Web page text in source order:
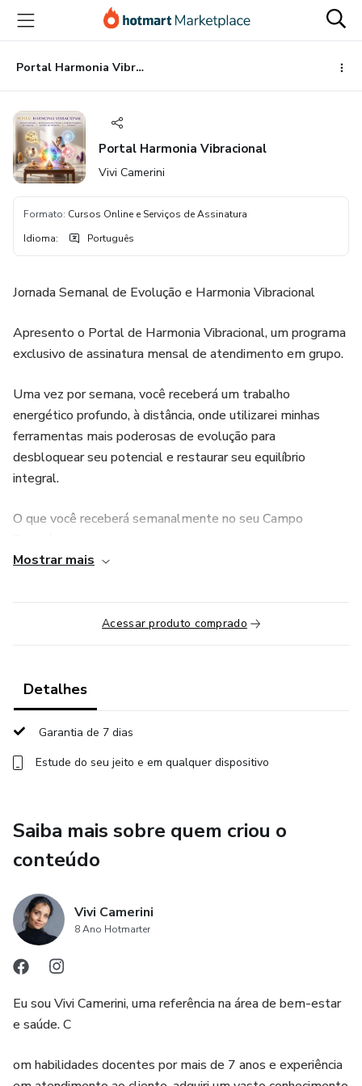
para
conteúdo
principal
para
pagamento
para
rodapé
Portal Harmonia Vibracional
Portal Harmonia Vibracional
Vivi Camerini
Formato: Cursos Online e Serviços de Assinatura
Idioma: Português
Jornada Semanal de Evolução e Harmonia Vibracional
​​Apresento o Portal de Harmonia Vibracional, um programa
exclusivo de assinatura mensal de atendimento em grupo.
Uma vez por semana, você receberá um trabalho
energético profundo, à distância, onde utilizarei minhas
ferramentas mais poderosas de evolução para
desbloquear seu potencial e restaurar seu equilíbrio
integral.
​O que você receberá semanalmente no seu Campo
fluxo de cura e transformação que aborda os pilares
fundamentais da experiência humana:
alta potência através do Método Pura Luz para limpar,
alinhar e equilibrar seus centros energéticos, restaurando
sua vitalidade e paz mental.
- ​Elevação da Vibração: Através da frequência da Semente
​- Protagonismo e Cocriação: Com a Semente da Cocriação,
você é impulsionado a assumir as rédeas da sua história,
limpando crenças limitantes e ativando seu poder de
manifestar a realidade que deseja.
Prosperidade atua diretamente no bloqueio do fluxo
financeiro e profissional, abrindo caminhos para o sucesso e
a abundância no seu trabalho.
​- Remoção de Bloqueios no Amor: Com a Semente do
Amor, dissolvemos barreiras emocionais e traumas
Mostrar mais
Acessar produto comprado
Detalhes
Garantia de 7 dias
Estude do seu jeito e em qualquer dispositivo
Saiba mais sobre quem criou o
conteúdo
Vivi Camerini
8 Ano Hotmarter
Eu sou Vivi Camerini, uma referência na área de bem-estar
e saúde. C
om habilidades docentes por mais de 7 anos e experiência